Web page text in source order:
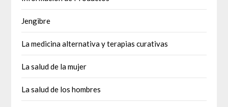
Jengibre
La medicina alternativa y terapias curativas
La salud de la mujer
La salud de los hombres